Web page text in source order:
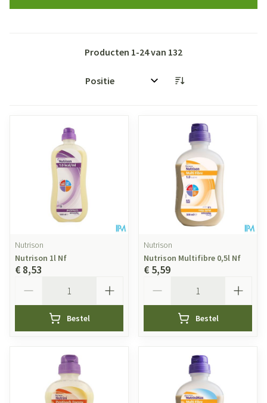
Producten 1-24van 132
Sorteer op:
Nutrison
Nutrison 1l Nf
€ 8,53
Bestel
Nutrison
Nutrison Multifibre 0,5l Nf
€ 5,59
Bestel